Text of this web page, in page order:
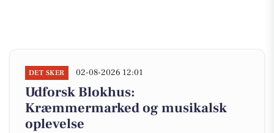
DET SKER 02-08-2026 12:01
Udforsk Blokhus:
Kræmmermarked og musikalsk
oplevelse